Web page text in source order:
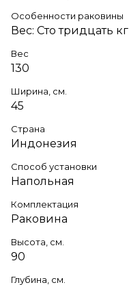
Особенности раковины
Вес: Сто тридцать кг
Вес
130
Ширина, см.
45
Страна
Индонезия
Способ установки
Напольная
Комплектация
Раковина
Высота, см.
90
Глубина, см.